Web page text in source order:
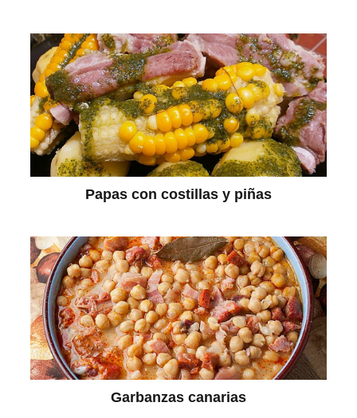
Papas con costillas y piñas
Garbanzas canarias